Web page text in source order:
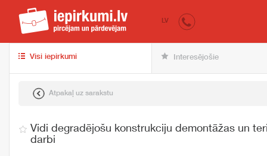
iepirkumi.lv
LV
Visi iepirkumi Interesējošie
Atpakaļ uz sarakstu
Vidi degradējošu konstrukciju demontāžas un
darbi